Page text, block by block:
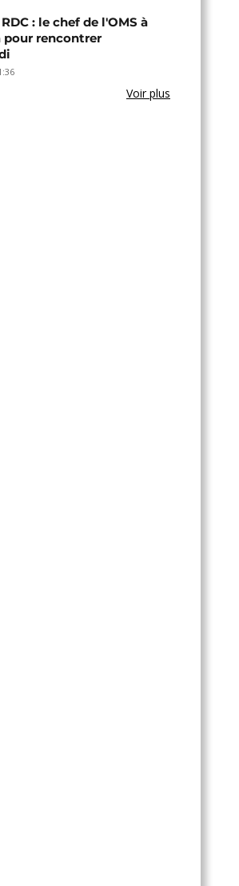
: le chef de l'OMS à
pour rencontrer
Voir plus